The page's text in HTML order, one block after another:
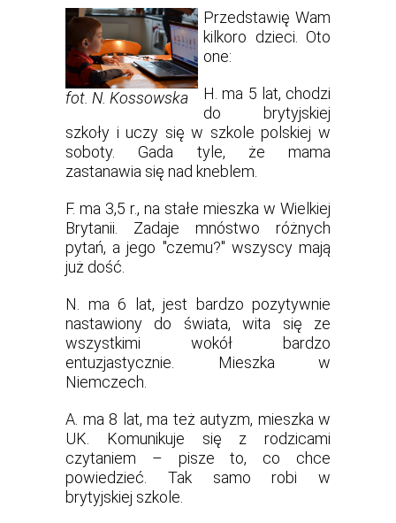
fot. N. Kossowska
Przedstawię Wam
kilkoro dzieci. Oto
one:
H. ma 5 lat, chodzi
do brytyjskiej
szkoły i uczy się w szkole polskiej w
soboty. Gada tyle, że mama
zastanawia się nad kneblem.
F. ma 3,5 r., na stałe mieszka w Wielkiej
Brytanii. Zadaje mnóstwo różnych
pytań, a jego "czemu?" wszyscy mają
już dość.
N. ma 6 lat, jest bardzo pozytywnie
nastawiony do świata, wita się ze
wszystkimi wokół bardzo
entuzjastycznie. Mieszka w
Niemczech.
A. ma 8 lat, ma też autyzm, mieszka w
UK. Komunikuje się z rodzicami
czytaniem – pisze to, co chce
powiedzieć. Tak samo robi w
brytyjskiej szkole.